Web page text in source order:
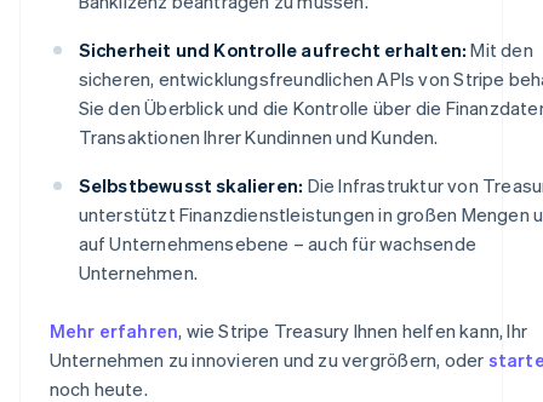
Sicherheit und Kontrolle aufrecht erhalten: Mit den
sicheren, entwicklungsfreundlichen APIs von Stripe
Sie den Überblick und die Kontrolle über die
Transaktionen Ihrer Kundinnen und Kunden.
Selbstbewusst skalieren: Die Infrastruktur von
unterstützt Finanzdienstleistungen in großen Mengen
auf Unternehmensebene – auch für wachsende
Unternehmen.
Mehr erfahren, wie Stripe Treasury Ihnen helfen kann, Ihr
Unternehmen zu innovieren und zu vergrößern, oder
noch heute.